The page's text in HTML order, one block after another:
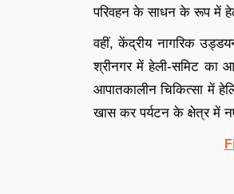
परिवहन के साधन के रूप में
वहीं, केंद्रीय नागरिक
श्रीनगर में हेली-समिट का
आपातकालीन चिकित्सा में
खास कर पर्यटन के क्षेत्र में